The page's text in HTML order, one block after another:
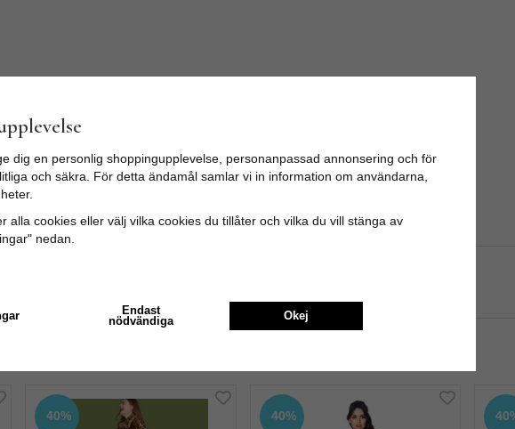
40% 40%
dig en personlig shoppingupplevelse, personanpassad annonsering och för
och säkra. För detta ändamål samlar vi in information om användarna,
alla cookies eller välj vilka cookies du tillåter och vilka du vill stänga av
nedan.
Endast
nödvändiga
Okej